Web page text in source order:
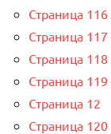
Страница 116
Страница 117
Страница 118
Страница 119
Страница 12
Страница 120